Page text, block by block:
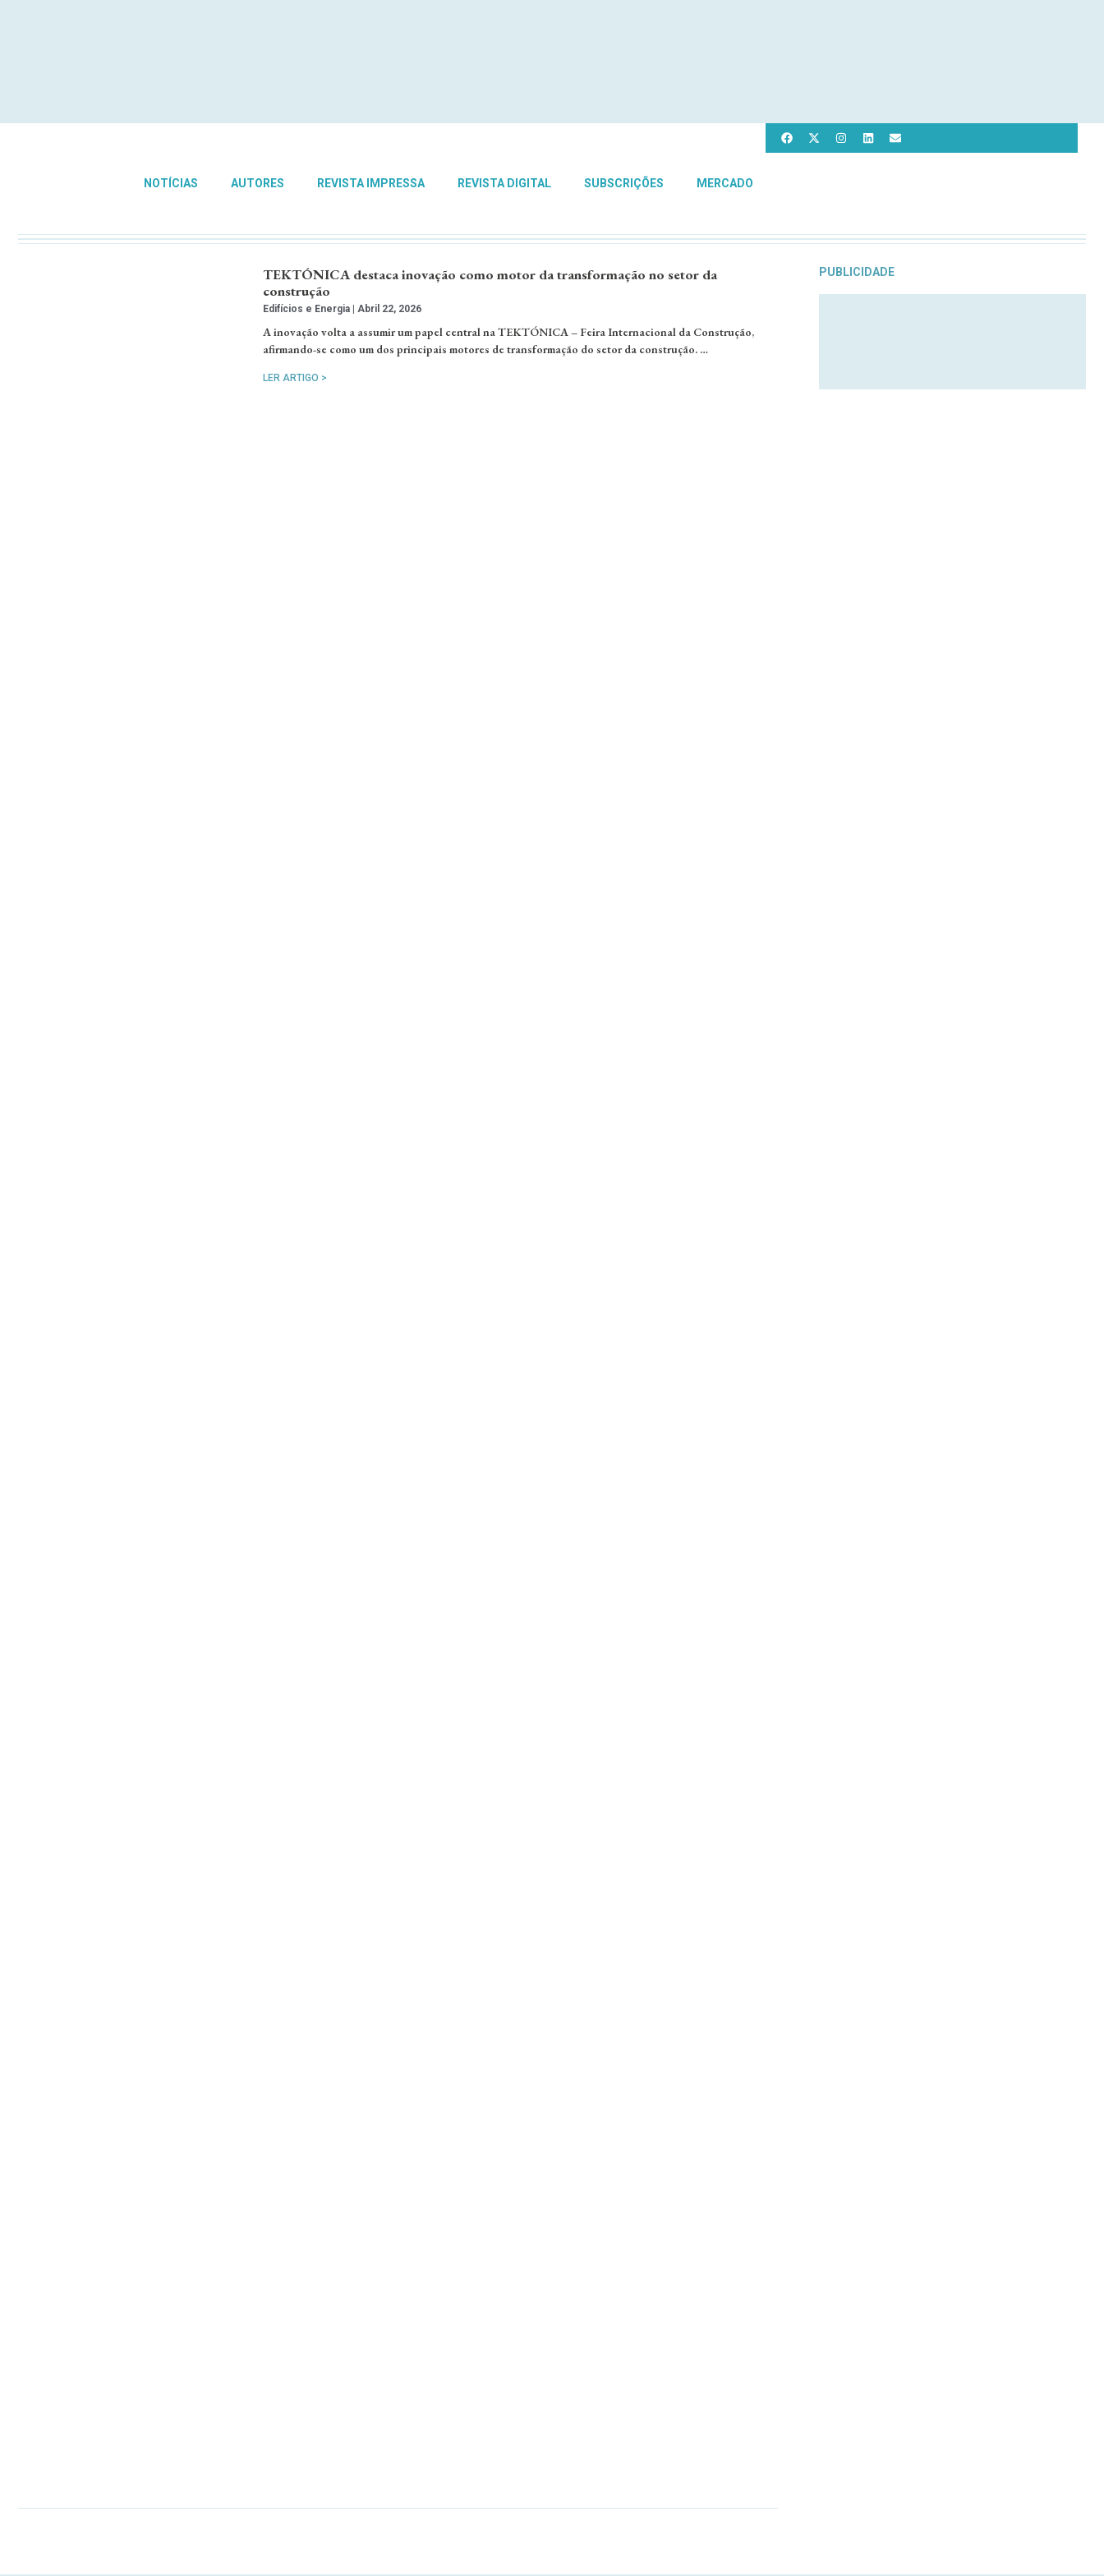
NOTÍCIAS AUTORES REVISTA IMPRESSA REVISTA DIGITAL SUBSCRIÇÕES MERCADO
TEKTÓNICA destaca inovação como motor da transformação no setor da
construção
Edifícios e Energia Abril 22, 2026
A inovação volta a assumir um papel central na TEKTÓNICA – Feira Internacional da Construção,
afirmando-se como um dos principais motores de transformação do setor da construção. …
LER ARTIGO >
PUBLICIDADE